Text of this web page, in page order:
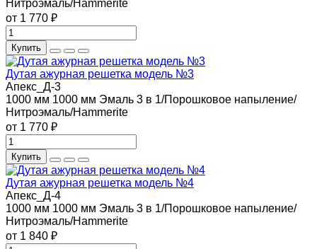
Нитроэмаль/Hammerite
от 1 770 ₽
Купить
Дутая ажурная решетка модель №3
Апекс_Д-3
1000 мм 1000 мм Эмаль 3 в 1/Порошковое напыление/
Нитроэмаль/Hammerite
от 1 770 ₽
Купить
Дутая ажурная решетка модель №4
Апекс_Д-4
1000 мм 1000 мм Эмаль 3 в 1/Порошковое напыление/
Нитроэмаль/Hammerite
от 1 840 ₽